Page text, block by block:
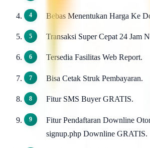
Bebas Menentukan Harga Ke
Transaksi Super Cepat 24 Jam
Tersedia Fasilitas Web Report.
Bisa Cetak Struk Pembayaran.
Fitur SMS Buyer GRATIS.
Fitur Pendaftaran Downline
signup.php Downline GRATIS.